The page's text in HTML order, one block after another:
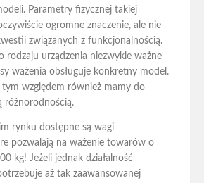
Parametry fizycznej takiej
ogromne znaczenie, ale nie
związanych z funkcjonalnością.
rodzaju urządzenia niezwykle ważne
ważenia obsługuje konkretny model.
tym względem również mamy do
różnorodnością.
rynku dostępne są wagi
pozwalają na ważenie towarów o
kg! Jeżeli jednak działalność
aż tak zaawansowanej